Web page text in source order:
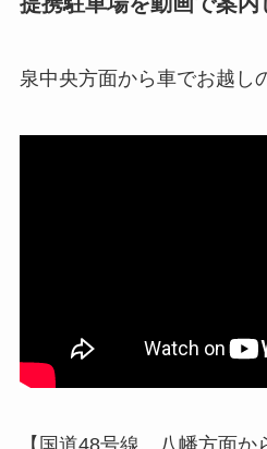
泉中央方面から車でお越し
【国道48号線、八幡方面